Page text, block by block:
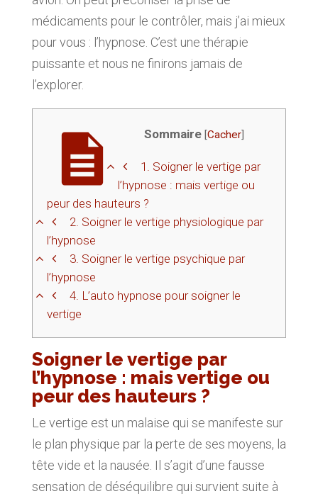
médicaments pour le contrôler, mais j’ai mieux
pour vous : l’hypnose. C’est une thérapie
puissante et nous ne finirons jamais de
l’explorer.
Sommaire [Cacher]
1. Soigner le vertige par
l’hypnose : mais vertige ou
peur des hauteurs ?
2. Soigner le vertige physiologique par
l’hypnose
3. Soigner le vertige psychique par
l’hypnose
4. L’auto hypnose pour soigner le
vertige
Soigner le vertige par
l’hypnose : mais vertige ou
peur des hauteurs ?
Le vertige est un malaise qui se manifeste sur
le plan physique par la perte de ses moyens, la
tête vide et la nausée. Il s’agit d’une fausse
sensation de déséquilibre qui survient suite à